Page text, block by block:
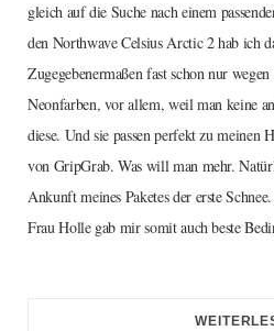
gleich auf die Suche nach einem
den Northwave Celsius Arctic 2 hab ich
Zugegebenermaßen fast schon nur
Neonfarben, vor allem, weil man keine
diese. Und sie passen perfekt zu meinen
von GripGrab. Was will man mehr.
Ankunft meines Paketes der erste
Frau Holle gab mir somit auch beste